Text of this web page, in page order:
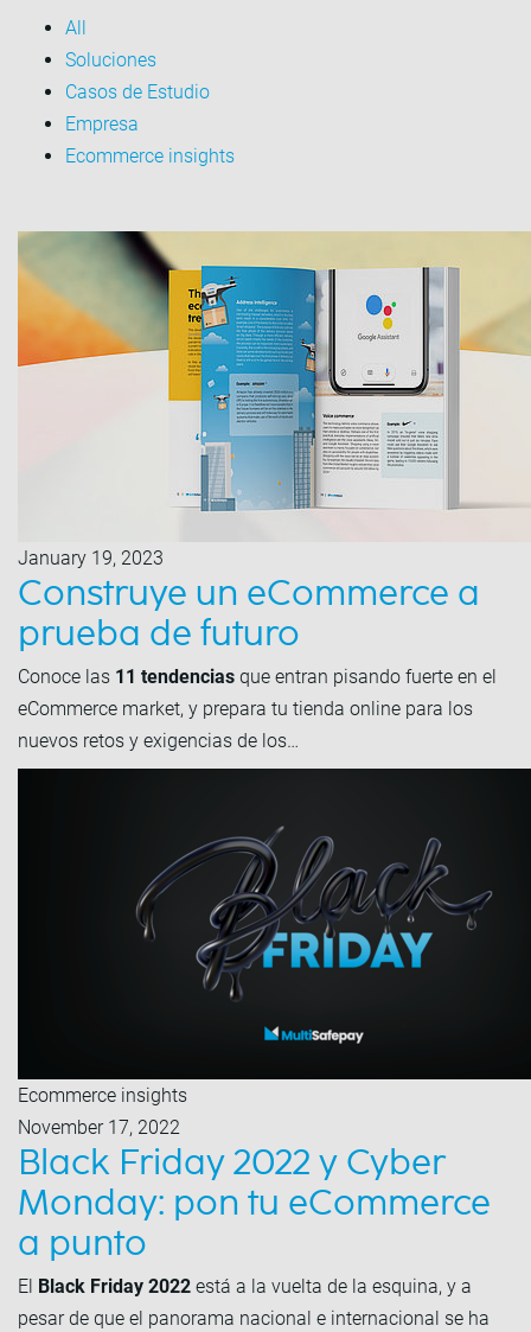
All
Soluciones
Casos de Estudio
Empresa
Ecommerce insights
January 19, 2023
Construye un eCommerce a
prueba de futuro
Conoce las 11 tendencias que entran pisando fuerte en el
eCommerce market, y prepara tu tienda online para los
nuevos retos y exigencias de los…
Ecommerce insights
November 17, 2022
Black Friday 2022 y Cyber
Monday: pon tu eCommerce
a punto
El Black Friday 2022 está a la vuelta de la esquina, y a
pesar de que el panorama nacional e internacional se ha